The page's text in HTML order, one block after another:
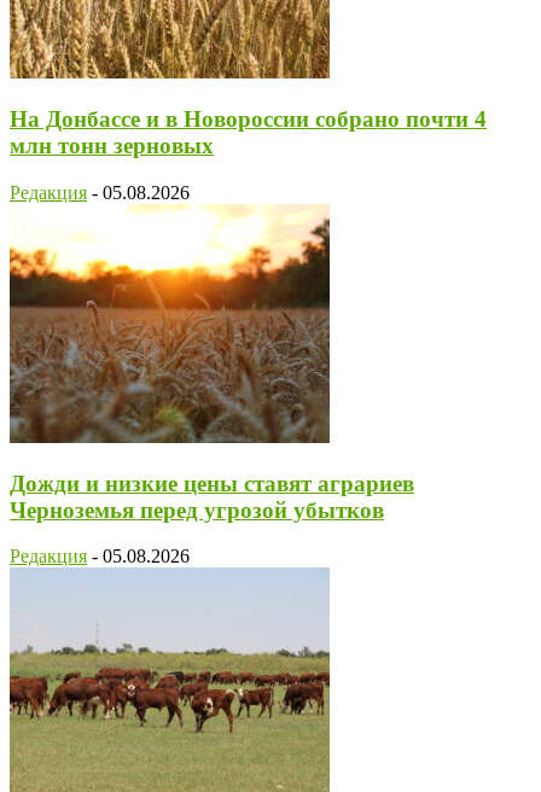
На Донбассе и в Новороссии собрано почти 4
млн тонн зерновых
Редакция - 05.08.2026
Дожди и низкие цены ставят аграриев
Черноземья перед угрозой убытков
Редакция - 05.08.2026